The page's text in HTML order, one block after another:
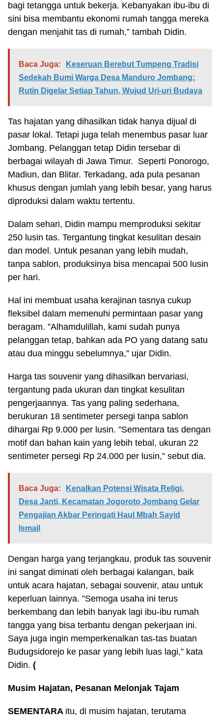
bagi tetangga untuk bekerja. Kebanyakan ibu-ibu di
sini bisa membantu ekonomi rumah tangga mereka
dengan menjahit tas di rumah,” tambah Didin.
Baca Juga:
Keseruan Berebut Tumpeng Tradisi
Sedekah Bumi Warga Desa Manduro Jombang:
Rutin Digelar Setiap Tahun, Wujud Uri-uri Budaya
Tas hajatan yang dihasilkan tidak hanya dijual di
pasar lokal. Tetapi juga telah menembus pasar luar
Jombang. Pelanggan tetap Didin tersebar di
berbagai wilayah di Jawa Timur. Seperti Ponorogo,
Madiun, dan Blitar. Terkadang, ada pula pesanan
khusus dengan jumlah yang lebih besar, yang harus
diproduksi dalam waktu tertentu.
Dalam sehari, Didin mampu memproduksi sekitar
250 lusin tas. Tergantung tingkat kesulitan desain
dan model. Untuk pesanan yang lebih mudah,
tanpa sablon, produksinya bisa mencapai 500 lusin
per hari.
Hal ini membuat usaha kerajinan tasnya cukup
fleksibel dalam memenuhi permintaan pasar yang
beragam. ”Alhamdulillah, kami sudah punya
pelanggan tetap, bahkan ada PO yang datang satu
atau dua minggu sebelumnya,” ujar Didin.
Harga tas souvenir yang dihasilkan bervariasi,
tergantung pada ukuran dan tingkat kesulitan
pengerjaannya. Tas yang paling sederhana,
berukuran 18 sentimeter persegi tanpa sablon
dihargai Rp 9.000 per lusin. ”Sementara tas dengan
motif dan bahan kain yang lebih tebal, ukuran 22
sentimeter persegi Rp 24.000 per lusin,” sebut dia.
Baca Juga:
Kenalkan Potensi Wisata Religi,
Desa Janti, Kecamatan Jogoroto Jombang Gelar
Pengajian Akbar Peringati Haul Mbah Sayid
Ismail
Dengan harga yang terjangkau, produk tas souvenir
ini sangat diminati oleh berbagai kalangan, baik
untuk acara hajatan, sebagai souvenir, atau untuk
keperluan lainnya. ”Semoga usaha ini terus
berkembang dan lebih banyak lagi ibu-ibu rumah
tangga yang bisa terbantu dengan pekerjaan ini.
Saya juga ingin memperkenalkan tas-tas buatan
Budugsidorejo ke pasar yang lebih luas lagi,” kata
Didin. (
Musim Hajatan, Pesanan Melonjak Tajam
SEMENTARA itu, di musim hajatan, terutama